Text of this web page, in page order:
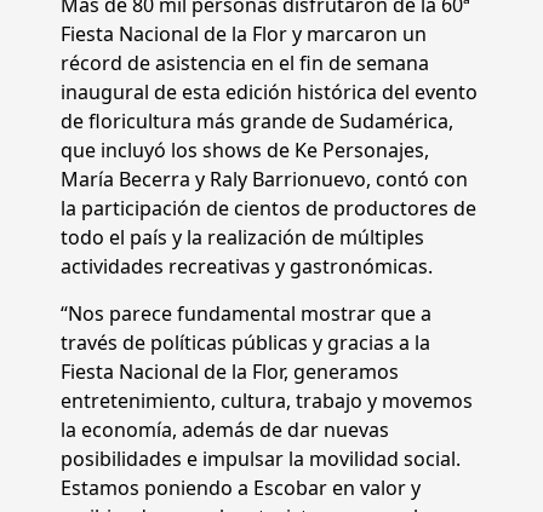
Fiesta Nacional de la Flor y marcaron un
récord de asistencia en el fin de semana
inaugural de esta edición histórica del evento
de floricultura más grande de Sudamérica,
que incluyó los shows de Ke Personajes,
María Becerra y Raly Barrionuevo, contó con
la participación de cientos de productores de
todo el país y la realización de múltiples
actividades recreativas y gastronómicas.
“Nos parece fundamental mostrar que a
través de políticas públicas y gracias a la
Fiesta Nacional de la Flor, generamos
entretenimiento, cultura, trabajo y movemos
la economía, además de dar nuevas
posibilidades e impulsar la movilidad social.
Estamos poniendo a Escobar en valor y